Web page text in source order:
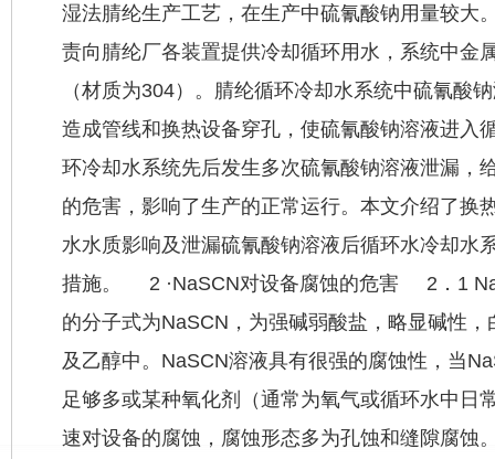
湿法腈纶生产工艺，在生产中硫氰酸钠用量较大
责向腈纶厂各装置提供冷却循环用水，系统中金
（材质为304）。腈纶循环冷却水系统中硫氰酸
造成管线和换热设备穿孔，使硫氰酸钠溶液进入
环冷却水系统先后发生多次硫氰酸钠溶液泄漏，
的危害，影响了生产的正常运行。本文介绍了换
水水质影响及泄漏硫氰酸钠溶液后循环水冷却水
措施。 2 ·NaSCN对设备腐蚀的危害 2．1
的分子式为NaSCN，为强碱弱酸盐，略显碱性
及乙醇中。NaSCN溶液具有很强的腐蚀性，当
足够多或某种氧化剂（通常为氧气或循环水中日
速对设备的腐蚀，腐蚀形态多为孔蚀和缝隙腐蚀